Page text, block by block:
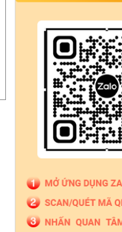
Thông báo quyết định
Thông báo Về việc công
viên tư pháp, người giám
Thông báo Đăng ký tập
chứng cho bà Nguyễn Bình